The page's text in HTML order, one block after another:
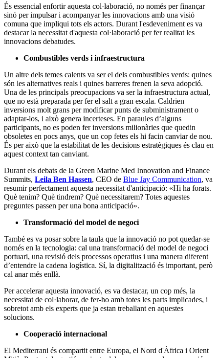
És essencial enfortir aquesta col·laboració, no només per finançar
sinó per impulsar i acompanyar les innovacions amb una visió
comuna que impliqui tots els actors. Durant l'esdeveniment es va
destacar la necessitat d'aquesta col·laboració per fer realitat les
innovacions debatudes.
Combustibles verds i infraestructura
Un altre dels temes calents va ser el dels combustibles verds: quines
són les alternatives reals i quines barreres frenen la seva adopció.
Una de les principals preocupacions va ser la infraestructura actual,
que no està preparada per fer el salt a gran escala. Caldrien
inversions molt grans per modificar punts de subministrament o
adaptar-los, i això genera incerteses. En paraules d’alguns
participants, no es poden fer inversions milionàries que quedin
obsoletes en pocs anys, que un cop fetes els hi facin canviar de nou.
És per això que la estabilitat de les decisions estratègiques és clau en
aquest context tan canviant.
Durant els debats de la Green Marine Med Innovation and Finance
Summits, Leila Ben Hassen, CEO de Blue Jay Communication, va
resumir perfectament aquesta necessitat d'anticipació: «Hi ha forats.
Què tenim? Què tindrem? Què necessitarem? Totes aquestes
preguntes passen per una bona anticipació».
Transformació del model de negoci
També es va posar sobre la taula que la innovació no pot quedar-se
només en la tecnologia: cal una transformació del model de negoci
portuari, una revisió dels processos operatius i una manera diferent
d’entendre la cadena logística. Sí, la digitalització és important, però
cal anar més enllà.
Per accelerar aquesta innovació, es va destacar, un cop més, la
necessitat de col·laborar, de fer-ho amb totes les parts implicades, i
sobretot amb els experts que ja estan treballant en aquestes
solucions.
Cooperació internacional
El Mediterrani és compartit entre Europa, el Nord d'Àfrica i Orient